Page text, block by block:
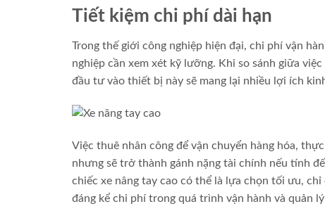
Tiết kiệm chi phí dài hạn
Trong thế giới công nghiệp hiện đại, chi phí vận
nghiệp cần xem xét kỹ lưỡng. Khi so sánh giữa
đầu tư vào thiết bị này sẽ mang lại nhiều lợi ích
Việc thuê nhân công để vận chuyển hàng hóa,
nhưng sẽ trở thành gánh nặng tài chính nếu tính
chiếc xe nâng tay cao có thể là lựa chọn tối ưu,
đáng kể chi phí trong quá trình vận hành và quản